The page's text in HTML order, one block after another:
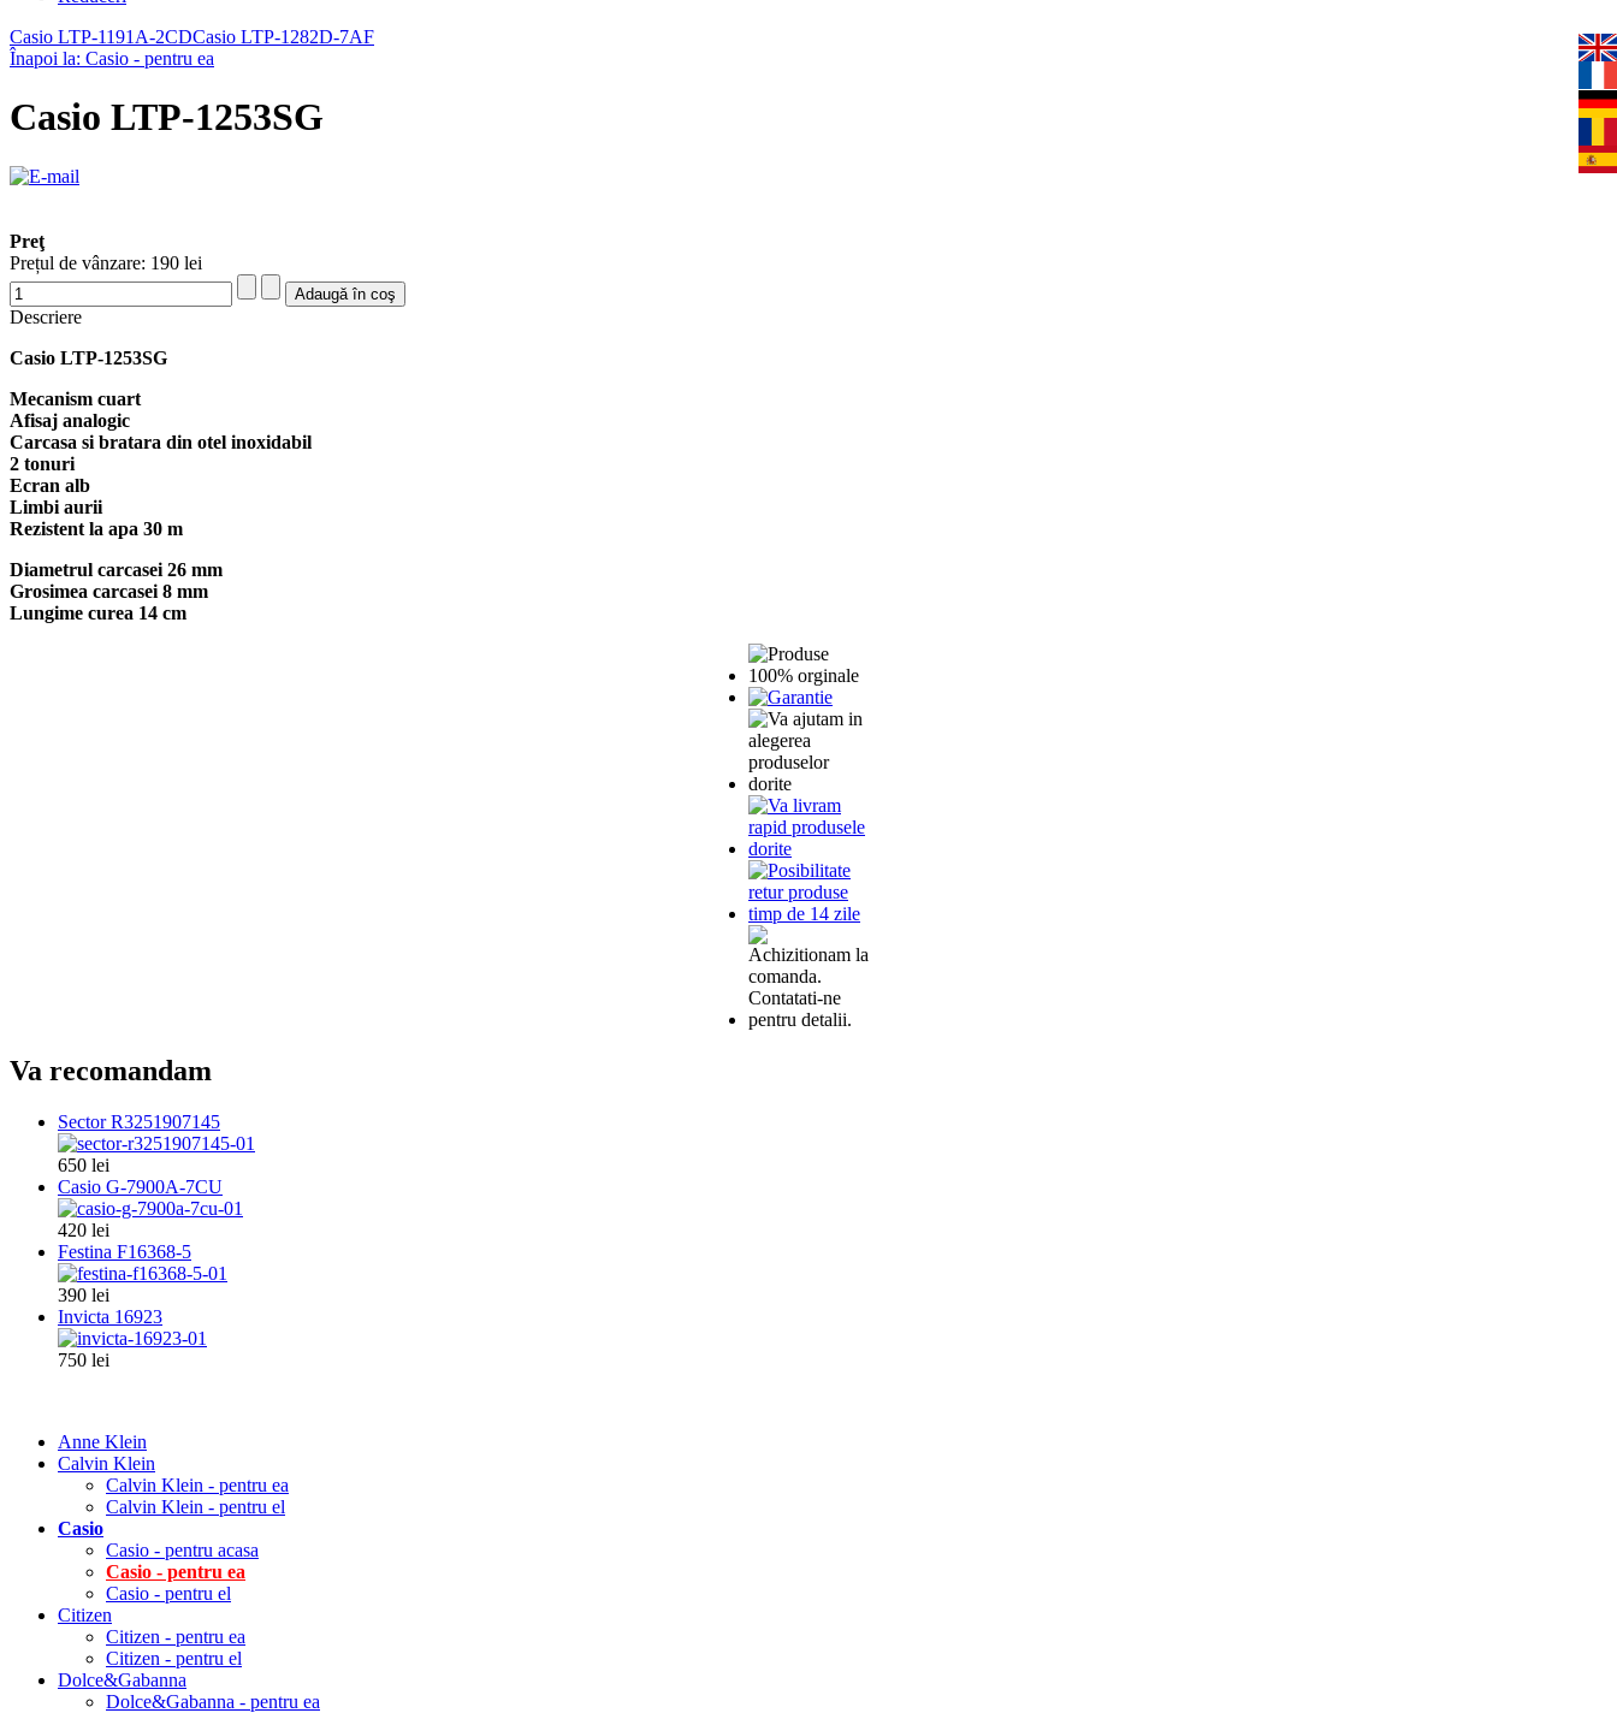
Casio LTP-1191A-2CDCasio LTP-1282D-7AF
Înapoi la: Casio - pentru ea
Casio LTP-1253SG
Preţ
Prețul de vânzare: 190 lei
Descriere
Casio LTP-1253SG
Mecanism cuart
Afisaj analogic
Carcasa si bratara din otel inoxidabil
2 tonuri
Ecran alb
Limbi aurii
Rezistent la apa 30 m
Diametrul carcasei 26 mm
Grosimea carcasei 8 mm
Lungime curea 14 cm
Va recomandam
Sector R3251907145
650 lei
Casio G-7900A-7CU
420 lei
Festina F16368-5
390 lei
Invicta 16923
750 lei
Anne Klein
Calvin Klein
Calvin Klein - pentru ea
Calvin Klein - pentru el
Casio
Casio - pentru acasa
Casio - pentru ea
Casio - pentru el
Citizen
Citizen - pentru ea
Citizen - pentru el
Dolce&Gabanna
Dolce&Gabanna - pentru ea